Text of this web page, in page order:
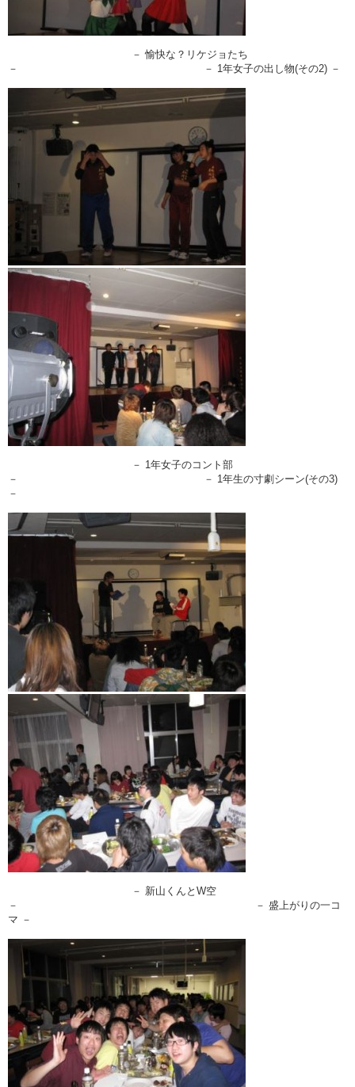
－ 愉快な？リケジョたち
－ － 1年女子の出し物(その2) －
－ 1年女子のコント部
－ － 1年生の寸劇シーン(その3)
－
－ 新山くんとW空
－ － 盛上がりの一コ
マ －